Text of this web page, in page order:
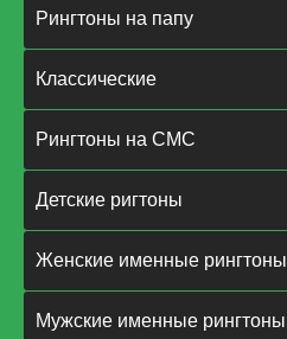
Рингтоны на папу
Классические
Рингтоны на СМС
Детские ригтоны
Женские именные рингтоны
Мужские именные рингтоны